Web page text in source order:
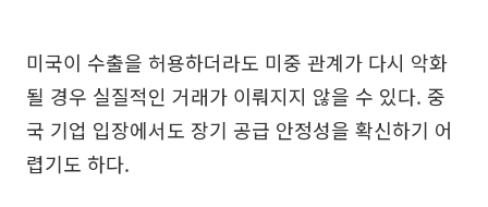
미국이 수출을 허용하더라도 미중 관계가 다시 악화
될 경우 실질적인 거래가 이뤄지지 않을 수 있다. 중
국 기업 입장에서도 장기 공급 안정성을 확신하기 어
렵기도 하다.